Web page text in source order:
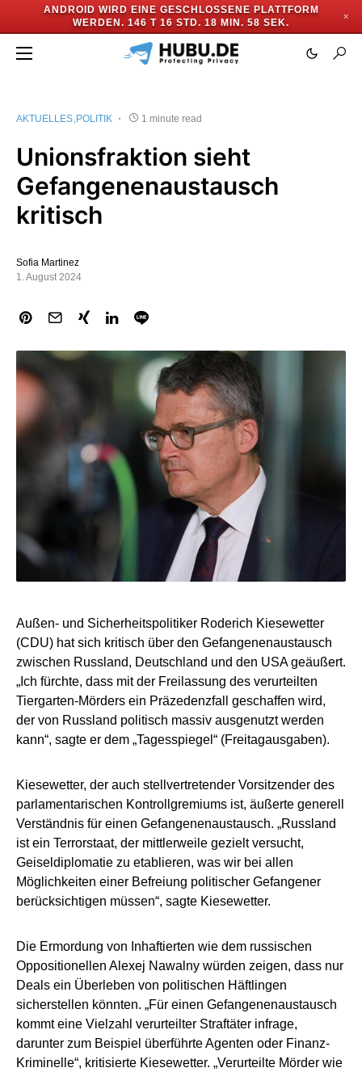
ANDROID WIRD EINE GESCHLOSSENE PLATTFORM
WERDEN. 146 T 16 STD. 18 MIN. 57 SEK.
✕
AKTUELLES POLITIK 1 minute read
Unionsfraktion sieht
Gefangenenaustausch
kritisch
Sofia Martinez
1. August 2024
Außen- und Sicherheitspolitiker Roderich Kiesewetter
(CDU) hat sich kritisch über den Gefangenenaustausch
zwischen Russland, Deutschland und den USA geäußert.
„Ich fürchte, dass mit der Freilassung des verurteilten
Tiergarten-Mörders ein Präzedenzfall geschaffen wird,
der von Russland politisch massiv ausgenutzt werden
kann“, sagte er dem „Tagesspiegel“ (Freitagausgaben).
Kiesewetter, der auch stellvertretender Vorsitzender des
parlamentarischen Kontrollgremiums ist, äußerte generell
Verständnis für einen Gefangenenaustausch. „Russland
ist ein Terrorstaat, der mittlerweile gezielt versucht,
Geiseldiplomatie zu etablieren, was wir bei allen
Möglichkeiten einer Befreiung politischer Gefangener
berücksichtigen müssen“, sagte Kiesewetter.
Die Ermordung von Inhaftierten wie dem russischen
Oppositionellen Alexej Nawalny würden zeigen, dass nur
Deals ein Überleben von politischen Häftlingen
sicherstellen könnten. „Für einen Gefangenenaustausch
kommt eine Vielzahl verurteilter Straftäter infrage,
darunter zum Beispiel überführte Agenten oder Finanz-
Kriminelle“, kritisierte Kiesewetter. „Verurteilte Mörder wie